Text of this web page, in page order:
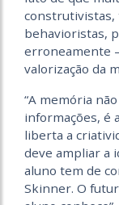
construtivistas,
behavioristas,
erroneamente
valorização da
“A memória
informações, é
liberta a
deve ampliar a
aluno tem de
Skinner. O